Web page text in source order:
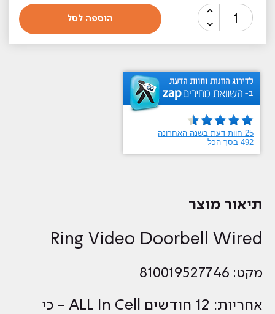
כמות
של
Ring
Video
Doorbell
Wired
הוספה לסל
תיאור מוצר
Ring Video Doorbell Wired
מקט: 810019527746
אחריות: 12 חודשים ALL In Cell - כי